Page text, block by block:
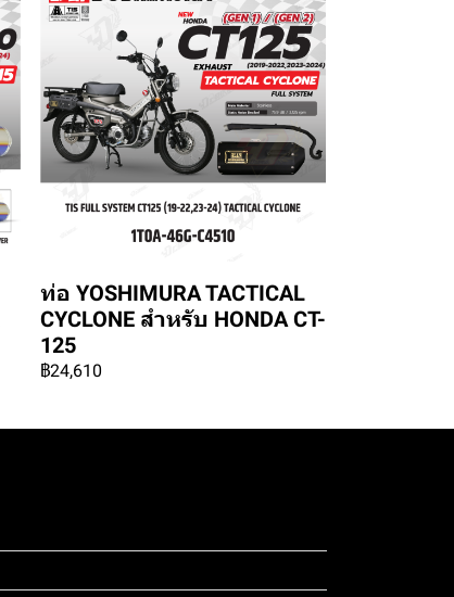
ท่อ YOSHIMURA TACTICAL
CYCLONE สำหรับ HONDA CT-
125
฿24,610